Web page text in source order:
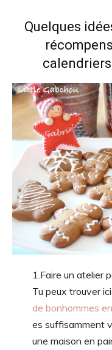
Quelques
calendriers
1.Faire un atelier
Tu peux trouver ici
de bonhommes
es suffisamment
une maison en